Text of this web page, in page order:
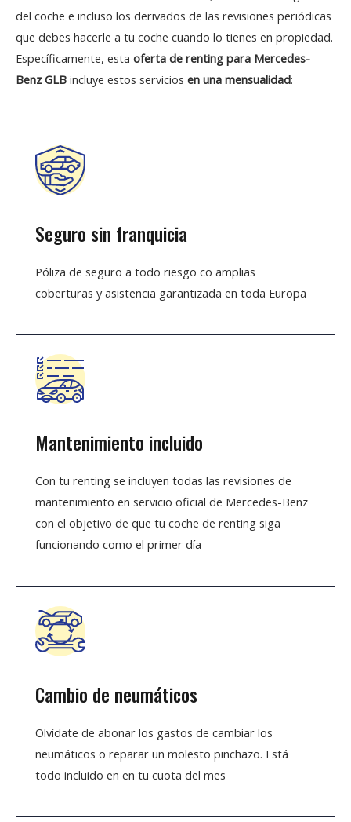
del coche e incluso los derivados de las revisiones periódicas
que debes hacerle a tu coche cuando lo tienes en propiedad.
Específicamente, esta oferta de renting para Mercedes-
Benz GLB incluye estos servicios en una mensualidad:
Seguro sin franquicia
Póliza de seguro a todo riesgo co amplias
coberturas y asistencia garantizada en toda Europa
Mantenimiento incluido
Con tu renting se incluyen todas las revisiones de
mantenimiento en servicio oficial de Mercedes-Benz
con el objetivo de que tu coche de renting siga
funcionando como el primer día
Cambio de neumáticos
Olvídate de abonar los gastos de cambiar los
neumáticos o reparar un molesto pinchazo. Está
todo incluido en en tu cuota del mes